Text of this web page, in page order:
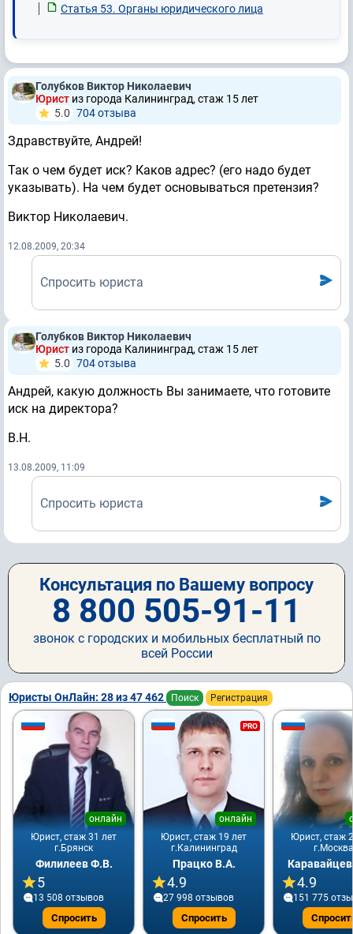
Статья 53. Органы юридического лица
Голубков Виктор Николаевич
Юрист из города Калининград, стаж 15 лет
5.0 704 отзывa
Здравствуйте, Андрей!
Так о чем будет иск? Каков адрес? (его надо будет
указывать). На чем будет основываться претензия?
Виктор Николаевич.
12.08.2009, 20:34
Спросить юриста
Голубков Виктор Николаевич
Юрист из города Калининград, стаж 15 лет
5.0 704 отзывa
Андрей, какую должность Вы занимаете, что готовите
иск на директора?
В.Н.
13.08.2009, 11:09
Спросить юриста
Консультация по Вашему вопросу
8 800 505-91-11
звонок с городских и мобильных бесплатный по
всей России
Юристы ОнЛайн: 28 из 47 462 Поиск Регистрация
Юрист, стаж 31 лет
онлайн
г.Брянск
Филилеев Ф.В.
5
13 508 отзывов
Спросить
PRO
Юрист, стаж 19 лет
онлайн
г.Калининград
Працко В.А.
4.9
27 998 отзывов
Спросить
Юрист, стаж
г.Москва
4.9
151 775